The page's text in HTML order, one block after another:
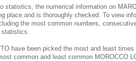
statistics, the numerical information on
place and is thoroughly checked. To view
the most common numbers,
statistics.
have been picked the most and least times
common and least common MOROCCO